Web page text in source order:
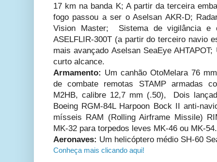
17 km na banda K; A partir da terceira
fogo passou a ser o Aselsan AKR-D;
Vision Master; Sistema de vigilância e
ASELFLIR-300T (a partir do terceiro navio
mais avançado Aselsan SeaEye
curto alcance.
Armamento: Um canhão OtoMelara 76
de combate remotas STAMP armadas
M2HB, calibre 12,7 mm (.50), Dois
Boeing RGM-84L Harpoon Bock II anti-
mísseis RAM (Rolling Airframe Missile)
MK-32 para torpedos leves MK-46 ou MK-54.
Aeronaves: Um helicóptero médio SH-60
Conheça mais clicando aqui!